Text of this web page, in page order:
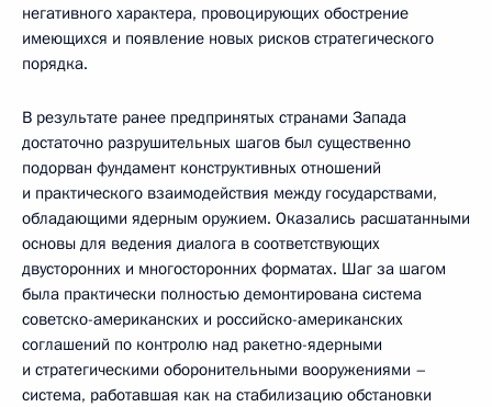
негативного характера, провоцирующих обострение
имеющихся и появление новых рисков стратегического
порядка.
В результате ранее предпринятых странами Запада
достаточно разрушительных шагов был существенно
подорван фундамент конструктивных отношений
и практического взаимодействия между государствами,
обладающими ядерным оружием. Оказались расшатанными
основы для ведения диалога в соответствующих
двусторонних и многосторонних форматах. Шаг за шагом
была практически полностью демонтирована система
советско-американских и российско-американских
соглашений по контролю над ракетно-ядерными
и стратегическими оборонительными вооружениями –
система, работавшая как на стабилизацию обстановки